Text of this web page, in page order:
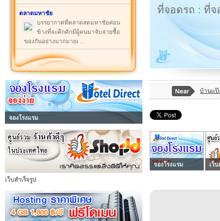
ตลาดมหาชัย
บรรยากาศที่ตลาดสดมหาชัยค่อน
ข้างที่จะคึกคักมีผู้คนมาจับจ่ายซื้อ
ของกันอย่างมากมายเ ...
จองโรงแรม
เว็บสำเร็จรูป
ที่จอดรถ : ที่จ
บ้านแป๊
จองโรงแรม เว็